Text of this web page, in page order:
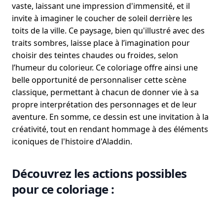
vaste, laissant une impression d'immensité, et il
invite à imaginer le coucher de soleil derrière les
toits de la ville. Ce paysage, bien qu'illustré avec des
traits sombres, laisse place à l’imagination pour
choisir des teintes chaudes ou froides, selon
l’humeur du colorieur. Ce coloriage offre ainsi une
belle opportunité de personnaliser cette scène
classique, permettant à chacun de donner vie à sa
propre interprétation des personnages et de leur
aventure. En somme, ce dessin est une invitation à la
créativité, tout en rendant hommage à des éléments
iconiques de l'histoire d'Aladdin.
Découvrez les actions possibles
pour ce coloriage :